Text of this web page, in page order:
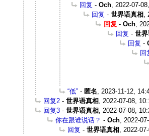
回复 - Och, 2022-07-
回复 - 世界语真相 ,
回复 - Och,
回复 - 世界
回复 -
回
“低” - 匿名, 2023-11-12,
回复2 - 世界语真相 , 2022-07-08,
回复3 - 世界语真相 , 2022-07-08,
你在跟谁说话？ - Och, 2022-
回复 - 世界语真相 , 2022-